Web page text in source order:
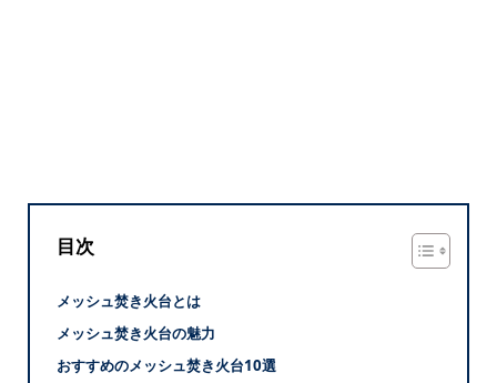
目次
メッシュ焚き火台とは
メッシュ焚き火台の魅力
おすすめのメッシュ焚き火台10選